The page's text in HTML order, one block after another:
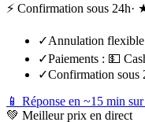
⚡ Confirmation sous 24h·
✓Annulation flexible
✓Paiements : 💵
✓Confirmation sous
📱 Réponse en ~15 min
💚 Meilleur prix en direct